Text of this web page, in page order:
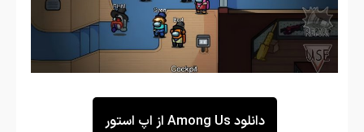
دانلود Among Us از اپ استور